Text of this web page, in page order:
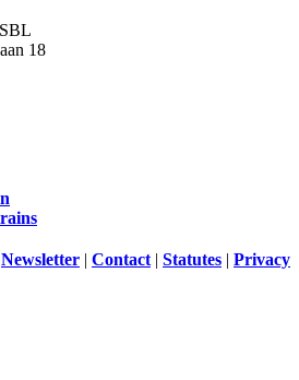
18
Newsletter | Contact | Statutes | Privacy